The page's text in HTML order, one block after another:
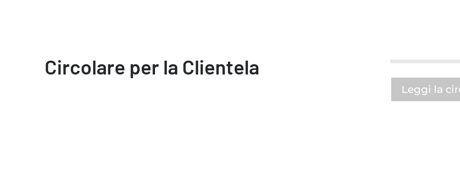
Circolare per la Clientela
Leggi la